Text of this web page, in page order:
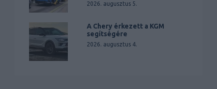
2026. augusztus 5.
A Chery érkezett a KGM
segítségére
2026. augusztus 4.